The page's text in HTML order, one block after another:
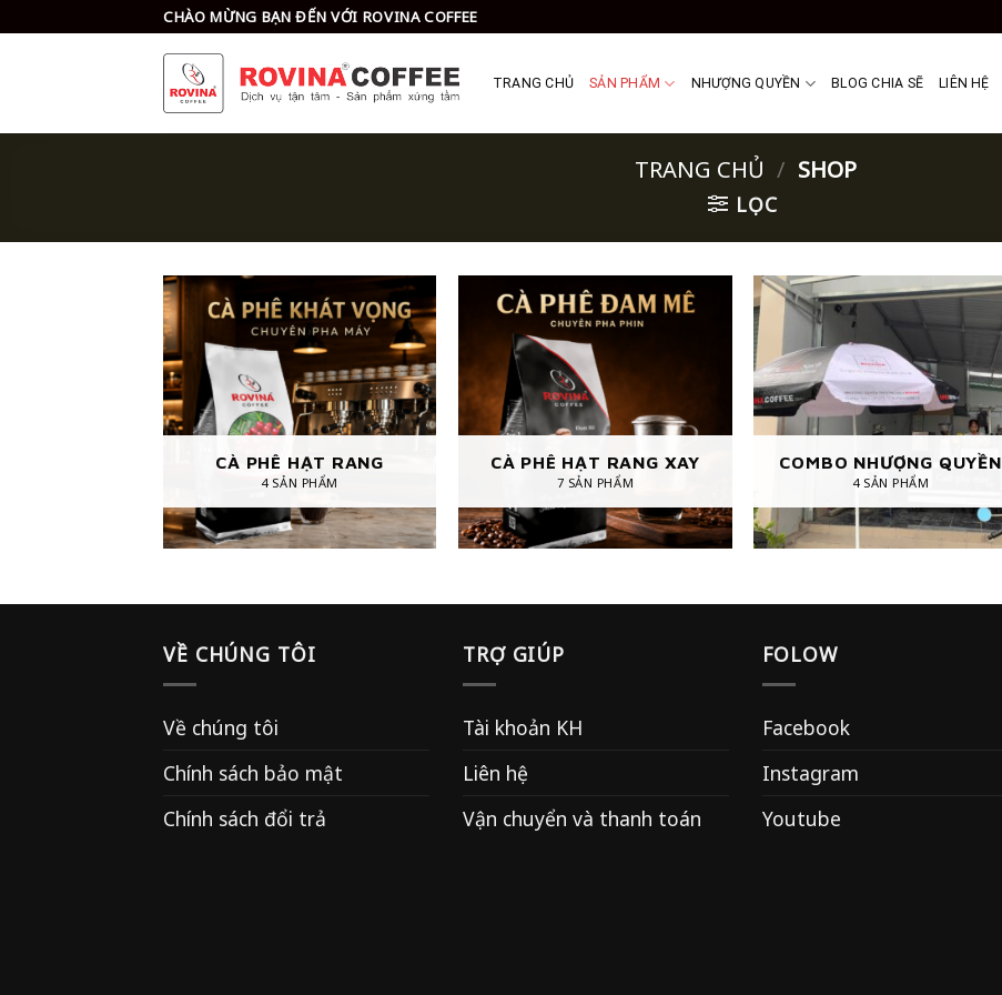
CHÀO MỪNG BẠN ĐẾN VỚI ROVINA COFFEE
TRANG CHỦ SẢN PHẨM NHƯỢNG QUYỀN BLOG CHIA SẼ LIÊN HỆ
TRANG CHỦ / SHOP
LỌC
CÀ PHÊ HẠT RANG
4 SẢN PHẨM
CÀ PHÊ HẠT RANG XAY
7 SẢN PHẨM
COMBO NHƯỢNG QUYỀN
4 SẢN PHẨM
VỀ CHÚNG TÔI
Về chúng tôi
Chính sách bảo mật
Chính sách đổi trả
TRỢ GIÚP
Tài khoản KH
Liên hệ
Vận chuyển và thanh toán
FOLOW
Facebook
Instagram
Youtube